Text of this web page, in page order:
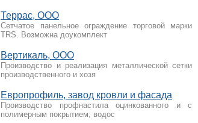
Террас, ООО
Сетчатое панельное ограждение торговой марки
TRS. Возможна доукомплект
Вертикаль, ООО
Производство и реализация металлической сетки
производственного и хозя
Европрофиль, завод кровли и фасада
Производство профнастила оцинкованного и с
полимерным покрытием; водос